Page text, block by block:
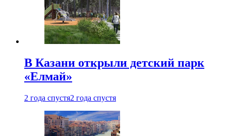
В Казани открыли детский парк
«Елмай»
2 года спустя2 года спустя